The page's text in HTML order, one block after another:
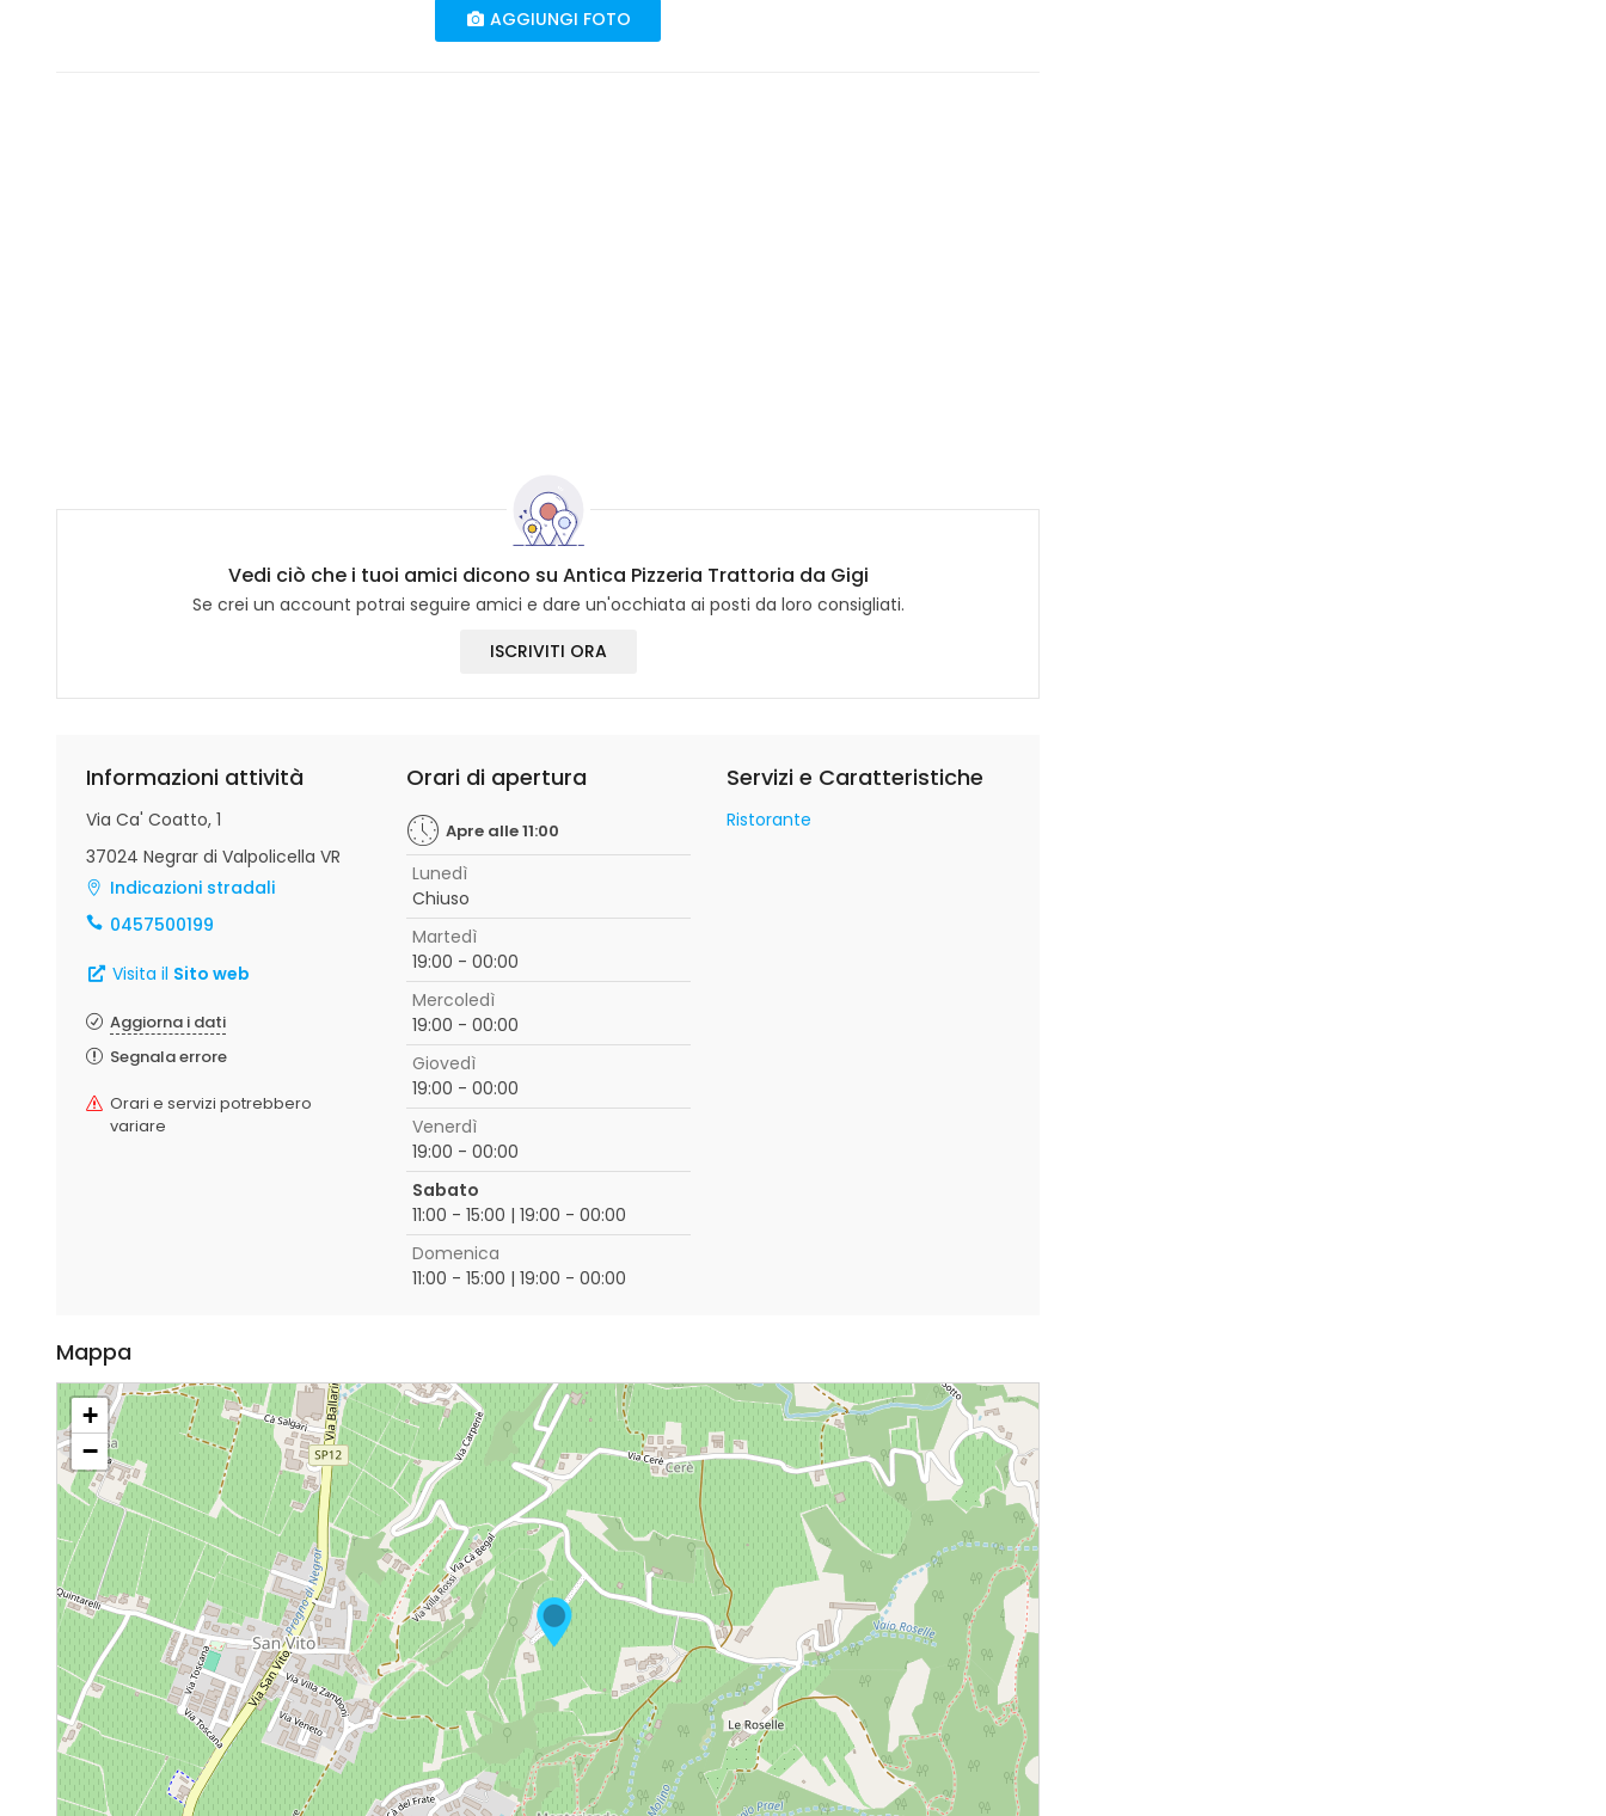
AGGIUNGI FOTO
Vedi ciò che i tuoi amici dicono su Antica Pizzeria Trattoria da Gigi
Se crei un account potrai seguire amici e dare un'occhiata ai posti da loro consigliati.
ISCRIVITI ORA
Informazioni attività
Via Ca' Coatto, 1
37024 Negrar di Valpolicella VR
Indicazioni stradali
0457500199
Visita il Sito web
Aggiorna i dati
Segnala errore
Orari e servizi potrebbero
variare
Orari di apertura
Apre alle 11:00
Lunedì
Chiuso
Martedì
19:00 - 00:00
Mercoledì
19:00 - 00:00
Giovedì
19:00 - 00:00
Venerdì
19:00 - 00:00
Sabato
11:00 - 15:00 | 19:00 - 00:00
Domenica
11:00 - 15:00 | 19:00 - 00:00
Servizi e Caratteristiche
Ristorante
Mappa
+
−